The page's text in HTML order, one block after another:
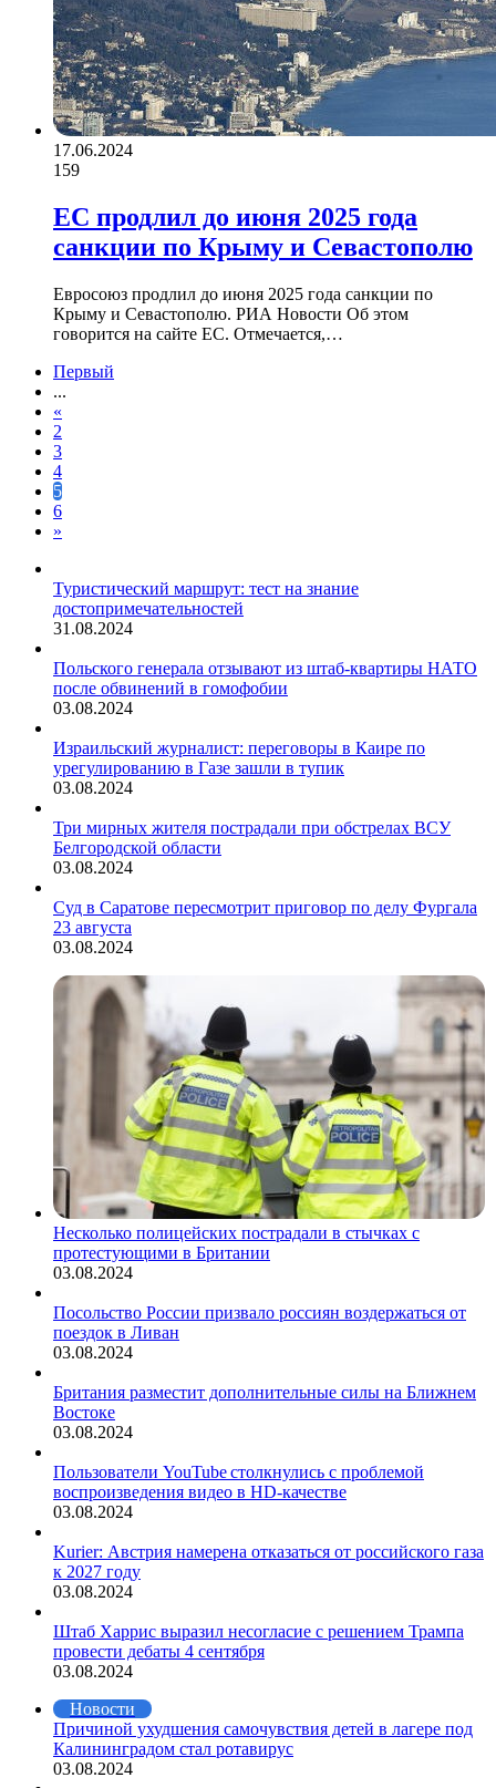
17.06.2024
159
ЕС продлил до июня 2025 года
санкции по Крыму и Севастополю
Евросоюз продлил до июня 2025 года санкции по
Крыму и Севастополю. РИА Новости Об этом
говорится на сайте ЕС. Отмечается,…
Первый
...
«
2
3
4
5
6
»
Туристический маршрут: тест на знание
достопримечательностей
31.08.2024
Польского генерала отзывают из штаб-квартиры НАТО
после обвинений в гомофобии
03.08.2024
Израильский журналист: переговоры в Каире по
урегулированию в Газе зашли в тупик
03.08.2024
Три мирных жителя пострадали при обстрелах ВСУ
Белгородской области
03.08.2024
Суд в Саратове пересмотрит приговор по делу Фургала
23 августа
03.08.2024
Несколько полицейских пострадали в стычках с
протестующими в Британии
03.08.2024
Посольство России призвало россиян воздержаться от
поездок в Ливан
03.08.2024
Британия разместит дополнительные силы на Ближнем
Востоке
03.08.2024
Пользователи YouTube столкнулись с проблемой
воспроизведения видео в HD-качестве
03.08.2024
Kurier: Австрия намерена отказаться от российского газа
к 2027 году
03.08.2024
Штаб Харрис выразил несогласие с решением Трампа
провести дебаты 4 сентября
03.08.2024
Новости
Причиной ухудшения самочувствия детей в лагере под
Калининградом стал ротавирус
03.08.2024